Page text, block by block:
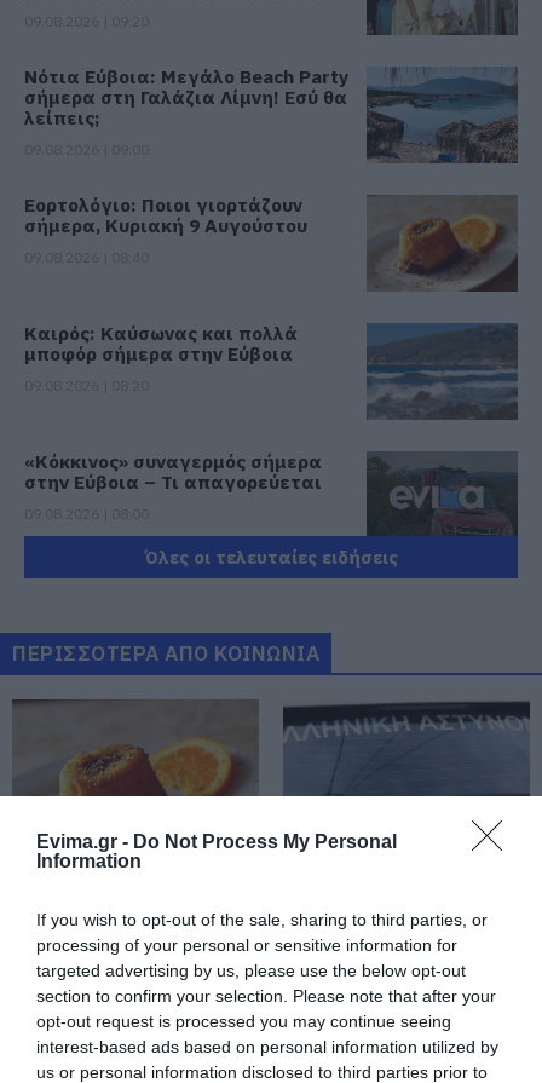
Evima.gr - Do Not Process My Personal
Information
If you wish to opt-out of the sale, sharing to third parties, or
processing of your personal or sensitive information for
targeted advertising by us, please use the below opt-out
section to confirm your selection. Please note that after your
opt-out request is processed you may continue seeing
interest-based ads based on personal information utilized by
us or personal information disclosed to third parties prior to
Νότια Εύβοια: Μεγάλο Beach Party
σήμερα στη Γαλάζια Λίμνη! Εσύ θα
λείπεις;
Εορτολόγιο: Ποιοι γιορτάζουν
σήμερα, Κυριακή 9 Αυγούστου
Καιρός: Καύσωνας και πολλά
μποφόρ σήμερα στην Εύβοια
«Κόκκινος» συναγερμός σήμερα
στην Εύβοια – Τι απαγορεύεται
Ρίγη συγκίνησης στην Εύβοια! Η
Ιερά Μονή Οσίου Δαυΐδ έλαμψε
στη μεγάλη πανήγυρη της
Μεταμορφώσεως
Φάνης Σπανός: 500.000 € για την
08.08.2026 | 20:40
Εύβοια: Τέλος στις παράνομες
χωματερές – Έρχονται πρόστιμα
χωρίς εξαιρέσεις
08.08.2026 | 20:20
Όλες οι τελευταίες ειδήσεις
ΠΕΡΙΣΣΟΤΕΡΑ ΑΠΟ ΚΟΙΝΩΝΙΑ
γιορτάζουν σήμερα,
Κυριακή 9 Αυγούστου
80χρονη για κράνος!